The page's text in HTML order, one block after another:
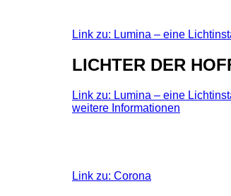
Link zu: Lumina – eine
LICHTER DER
Link zu: Lumina – eine
weitere Informationen
Link zu: Corona